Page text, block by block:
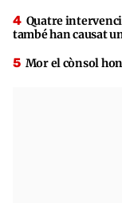
Quatre
també han causat
Mor el cònsol